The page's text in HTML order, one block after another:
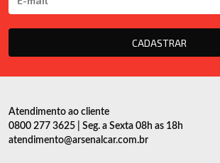
CADASTRAR
Atendimento ao cliente
0800 277 3625 | Seg. a Sexta 08h as 18h
atendimento@arsenalcar.com.br